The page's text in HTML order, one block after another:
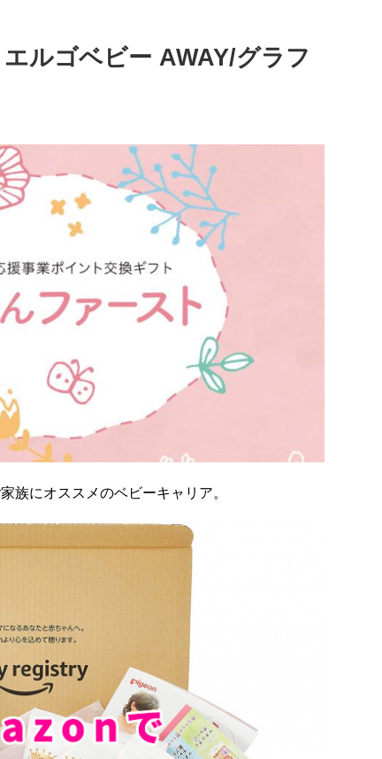
ルゴベビー AWAY/グラフ
族にオススメのベビーキャリア。